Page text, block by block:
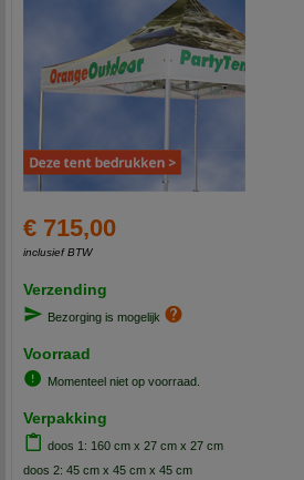
€ 715,00
inclusief BTW
Verzending
Bezorging is mogelijk
Voorraad
Momenteel niet op voorraad.
Verpakking
doos 1: 160 cm x 27 cm x 27 cm
doos 2: 45 cm x 45 cm x 45 cm